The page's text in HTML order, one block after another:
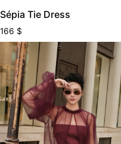
Sépia Tie Dress
166 $